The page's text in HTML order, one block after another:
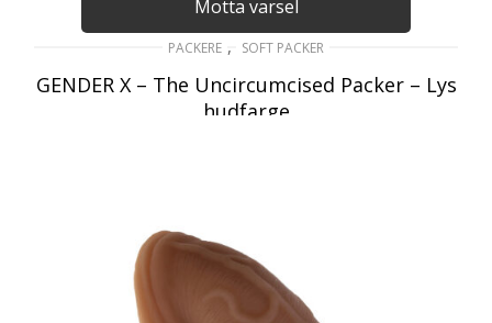
Motta varsel
PACKERE , SOFT PACKER
GENDER X – The Uncircumcised Packer – Lys
hudfarge